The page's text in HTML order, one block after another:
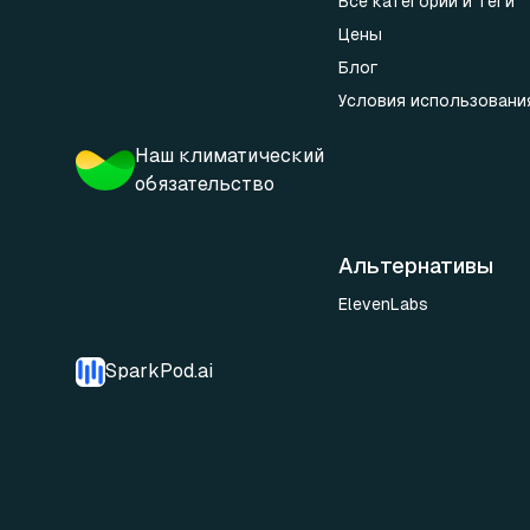
Наш климатический
обязательство
SparkPod.ai
Цены
Блог
Условия
Альтернативы
ElevenLabs